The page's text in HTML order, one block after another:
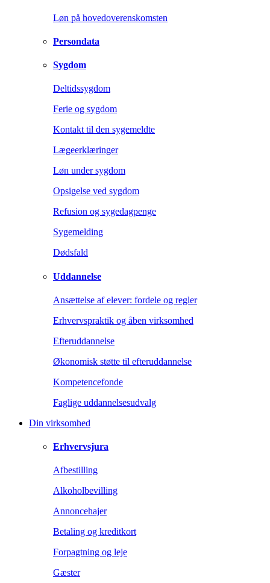
Løn på hovedoverenskomsten
Persondata
Sygdom
Deltidssygdom
Ferie og sygdom
Kontakt til den sygemeldte
Lægeerklæringer
Løn under sygdom
Opsigelse ved sygdom
Refusion og sygedagpenge
Sygemelding
Dødsfald
Uddannelse
Ansættelse af elever: fordele og regler
Erhvervspraktik og åben virksomhed
Efteruddannelse
Økonomisk støtte til efteruddannelse
Kompetencefonde
Faglige uddannelsesudvalg
Din virksomhed
Erhvervsjura
Afbestilling
Alkoholbevilling
Annoncehajer
Betaling og kreditkort
Forpagtning og leje
Gæster